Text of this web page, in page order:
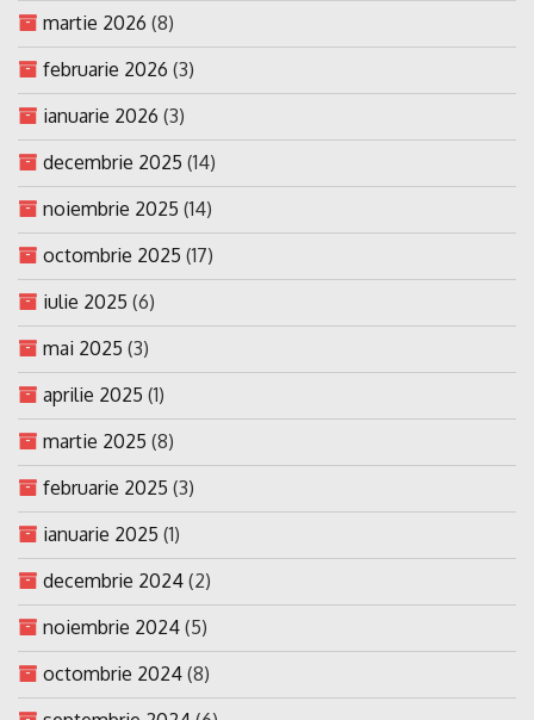
martie 2026 (8)
februarie 2026 (3)
ianuarie 2026 (3)
decembrie 2025 (14)
noiembrie 2025 (14)
octombrie 2025 (17)
iulie 2025 (6)
mai 2025 (3)
aprilie 2025 (1)
martie 2025 (8)
februarie 2025 (3)
ianuarie 2025 (1)
decembrie 2024 (2)
noiembrie 2024 (5)
octombrie 2024 (8)